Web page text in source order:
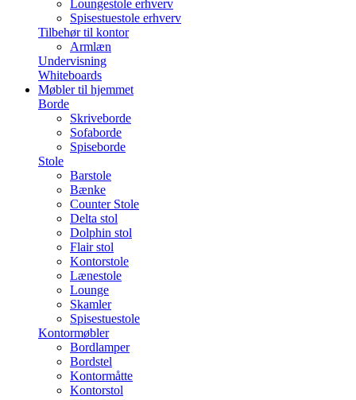
Loungestole erhverv
Spisestuestole erhverv
Tilbehør til kontor
Armlæn
Undervisning
Whiteboards
Møbler til hjemmet
Borde
Skriveborde
Sofaborde
Spiseborde
Stole
Barstole
Bænke
Counter Stole
Delta stol
Dolphin stol
Flair stol
Kontorstole
Lænestole
Lounge
Skamler
Spisestuestole
Kontormøbler
Bordlamper
Bordstel
Kontormåtte
Kontorstol